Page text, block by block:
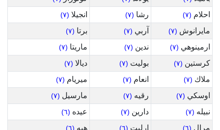
احلام (٧) رشا (٧) انجيلا (٧)
مايرانوش (٧) آربي (٧) برتا (٧)
ارمينوهي (٧) ندين (٧) ماريتا (٧)
كرستين (٧) بوليت (٧) ديالا (٧)
ملاك (٧) انعام (٧) ميريام (٧)
اوسكي (٧) رقيه (٧) مارسيل (٧)
نبيله (٧) دارين (٧) عيده (٦)
مرال (٦) ارليت (٦) هبه (٦)